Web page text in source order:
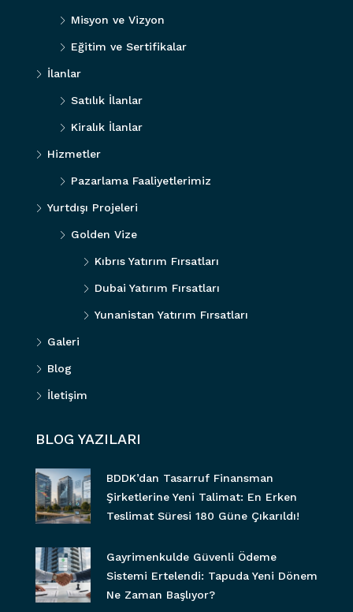
Misyon ve Vizyon
Eğitim ve Sertifikalar
İlanlar
Satılık İlanlar
Kiralık İlanlar
Hizmetler
Pazarlama Faaliyetlerimiz
Yurtdışı Projeleri
Golden Vize
Kıbrıs Yatırım Fırsatları
Dubai Yatırım Fırsatları
Yunanistan Yatırım Fırsatları
Galeri
Blog
İletişim
BLOG YAZILARI
BDDK’dan Tasarruf Finansman
Şirketlerine Yeni Talimat: En Erken
Teslimat Süresi 180 Güne Çıkarıldı!
Gayrimenkulde Güvenli Ödeme
Sistemi Ertelendi: Tapuda Yeni Dönem
Ne Zaman Başlıyor?